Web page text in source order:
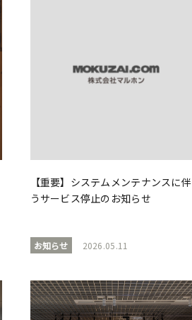
【重要】システムメンテナンスに伴
うサービス停止のお知らせ
お知らせ 2026.05.11